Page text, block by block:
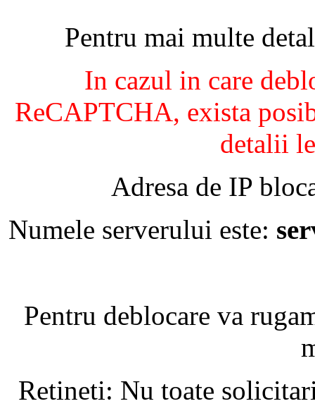
Pentru mai multe
In cazul in care
ReCAPTCHA, exista
detalii
Adresa de IP
Numele serverului este:
Pentru deblocare va
Retineti: Nu toate